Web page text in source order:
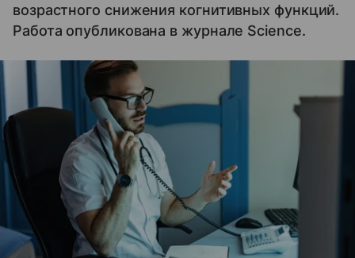
возрастного снижения когнитивных функций.
Работа опубликована в журнале Science.